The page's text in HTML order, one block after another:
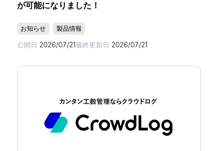
が可能になりました！
お知らせ 製品情報
公開日 2026/07/21最終更新日 2026/07/21